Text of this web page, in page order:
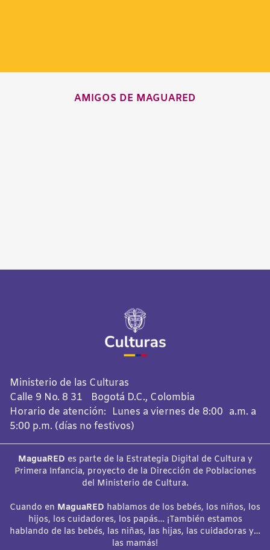
AMIGOS DE MAGUARED
Ministerio de las Culturas
Calle 9 No. 8 31 Bogotá D.C., Colombia
Horario de atención: Lunes a viernes de 8:00 a.m. a
5:00 p.m. (días no festivos)
MaguaRED es parte de la Estrategia Digital de Cultura y
Primera Infancia, proyecto de la Dirección de Poblaciones
del Ministerio de Cultura.
Cuando en MaguaRED hablamos de los bebés, los niños, los
hijos, los cuidadores, los papás… ¡También estamos
hablando de las bebés, las niñas, las hijas, las cuidadoras y…
las mamás!